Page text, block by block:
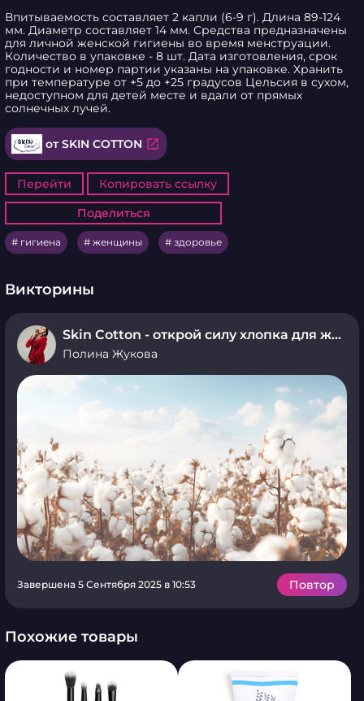
Впитываемость составляет 2 капли (6-9 г). Длина 89-124
мм. Диаметр составляет 14 мм. Средства предназначены
для личной женской гигиены во время менструации.
Количество в упаковке - 8 шт. Дата изготовления, срок
годности и номер партии указаны на упаковке. Хранить
при температуре от +5 до +25 градусов Цельсия в сухом,
недоступном для детей месте и вдали от прямых
солнечных лучей.
от SKIN COTTON open_in_new
Перейти
Копировать ссылку
Поделиться
Поделиться
гигиена женщины здоровье
Викторины
Skin Cotton - открой силу хлопка для женщин!
Полина Жукова
Завершена 5 Сентября 2025 в 10:53 Повтор
Похожие товары